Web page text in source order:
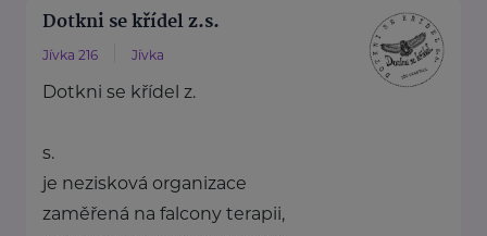
Dotkni se křídel z.s.
Jívka 216 Jívka
Dotkni se křídel z.
s.
je nezisková organizace
zaměřená na falcony terapii,